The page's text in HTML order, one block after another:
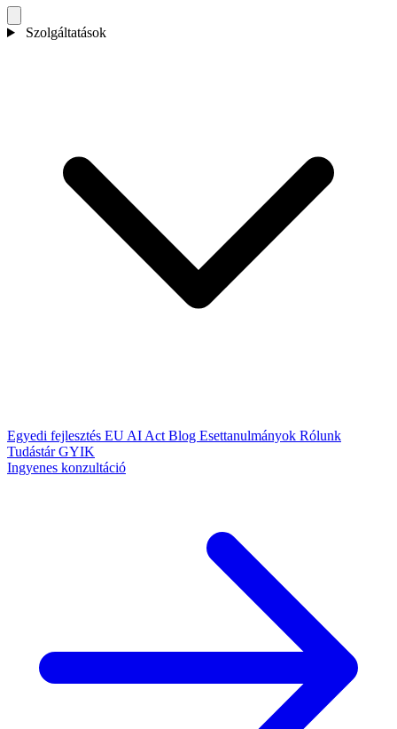
Szolgáltatások
Egyedi fejlesztés EU AI Act Blog Esettanulmányok Rólunk
TudástárGYIK
Ingyenes konzultáció